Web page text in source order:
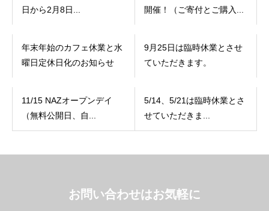
日から2月8日...
開催！（ご寄付とご購入...
年末年始のカフェ休業と水
曜日定休日化のお知らせ
9月25日は臨時休業とさせ
ていただきます。
11/15 NAZオープンデイ
（無料公開日、自...
5/14、5/21は臨時休業とさ
せていただきま...
お問い合わせはお気軽に